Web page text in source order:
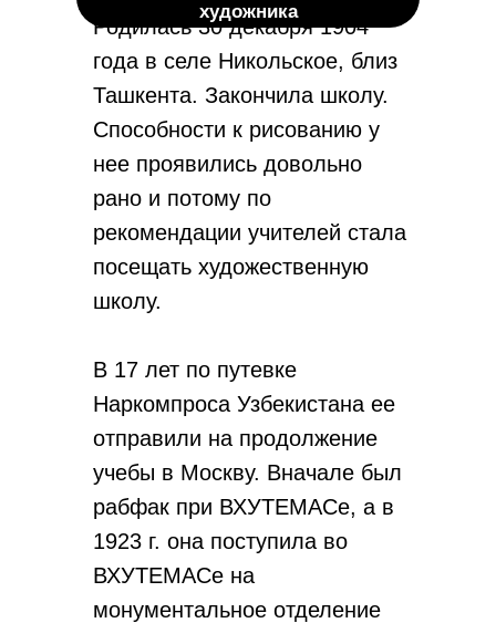
Родилась 30 декабря 1904
года в селе Никольское, близ
Ташкента. Закончила школу.
Способности к рисованию у
нее проявились довольно
рано и потому по
рекомендации учителей стала
посещать художественную
школу.
В 17 лет по путевке
Наркомпроса Узбекистана ее
отправили на продолжение
учебы в Москву. Вначале был
рабфак при ВХУТЕМАСе, а в
1923 г. она поступила во
ВХУТЕМАСе на
монументальное отделение
художника